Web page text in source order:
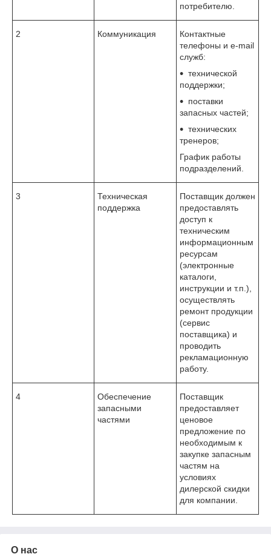
потребителю.
2 Коммуникация
Контактные
телефоны и e-mail
служб:
технической
поддержки;
поставки
запасных частей;
технических
тренеров;
График работы
подразделений.
3
Техническая
поддержка
Поставщик должен
предоставлять
доступ к
техническим
информационным
ресурсам
(электронные
каталоги,
инструкции и т.п.),
осуществлять
ремонт продукции
(сервис
поставщика) и
проводить
рекламационную
работу.
4
Обеспечение
запасными
частями
Поставщик
предоставляет
ценовое
предложение по
необходимым к
закупке запасным
частям на
условиях
дилерской скидки
для компании.
О нас